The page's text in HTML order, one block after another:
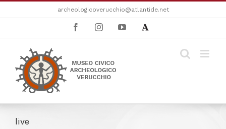
al
archeologicoverucchio@atlantide.net
FacebookInstagramYouTubeAcademia
live